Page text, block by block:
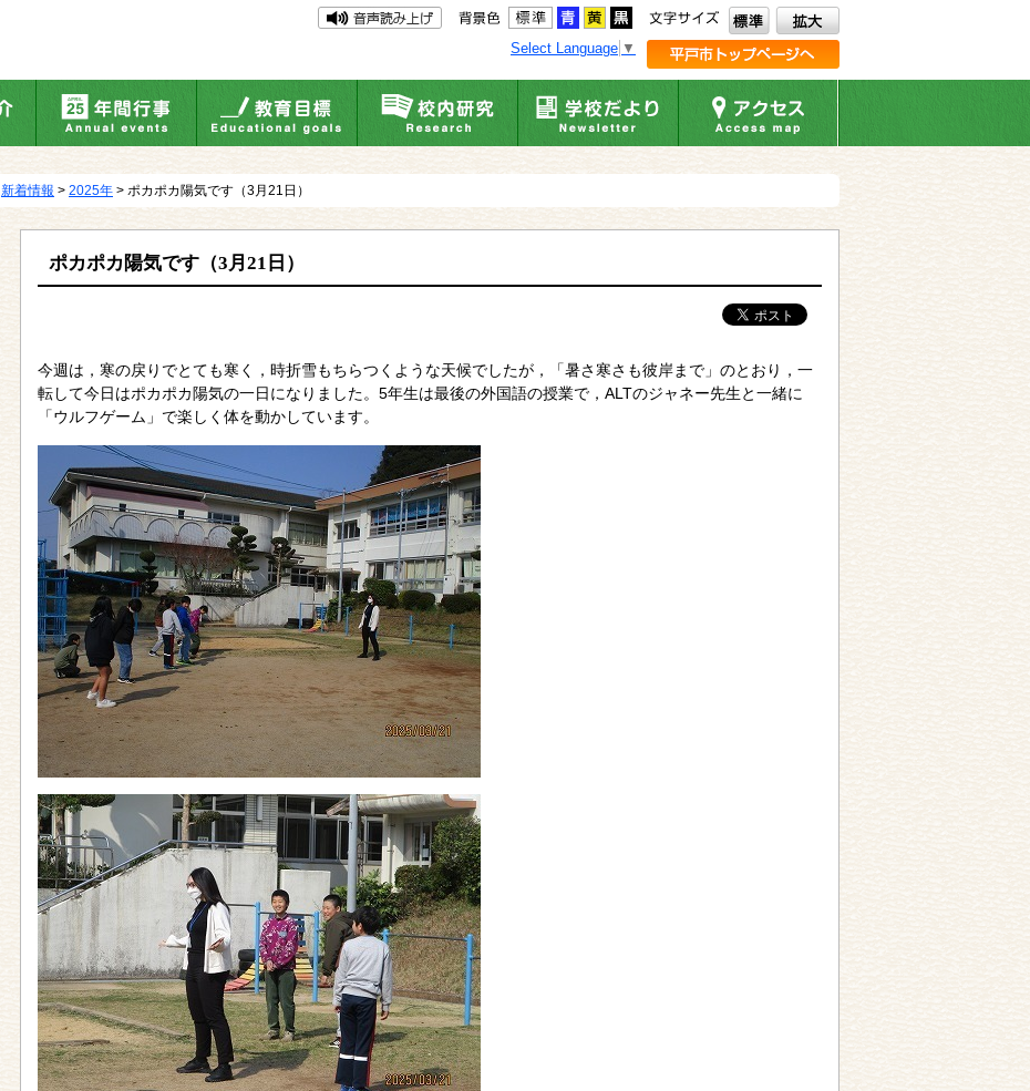
Select Language ▼
新着情報 > 2025年 > ポカポカ陽気です（3月21日）
ポカポカ陽気です（3月21日）
今週は，寒の戻りでとても寒く，時折雪もちらつくような天候でしたが，「暑さ寒さも彼岸まで」のとおり，一
転して今日はポカポカ陽気の一日になりました。5年生は最後の外国語の授業で，ALTのジャネー先生と一緒に
「ウルフゲーム」で楽しく体を動かしています。